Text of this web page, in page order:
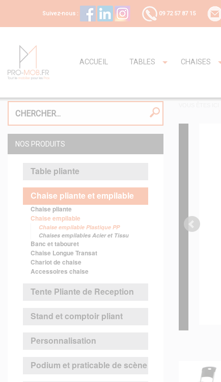
Suivez-nous : 09 72 57 87 15
ACCUEIL TABLES CHAISES
NOS PRODUITS
Table pliante
Chaise pliante et empilable
Chaise pliante
Chaise empilable
Chaise empilable Plastique PP
Chaises empilables Acier et Tissu
Banc et tabouret
Chaise Longue Transat
Chariot de chaise
Accessoires chaise
Tente Pliante de Reception
Stand et comptoir pliant
Personnalisation
Podium et praticable de scène